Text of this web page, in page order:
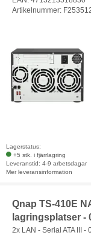
Artikelnummer:
Lagerstatus:
+5 stk. i fjärrlagring
Leveranstid: 4-9 arbetsdagar
Mer leveransinformation
Qnap TS-410E
lagringsplatser -
2x LAN - Serial ATA III -